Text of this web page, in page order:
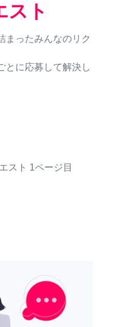
スト
まったみんなのリク
とに応募して解決し
スト 1ページ目